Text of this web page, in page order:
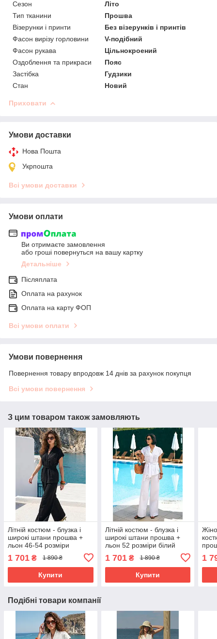
Сезон
Літо
Тип тканини
Прошва
Візерунки і принти
Без візерунків і принтів
Фасон вирізу горловини
V-подібний
Фасон рукава
Цільнокроений
Оздоблення та прикраси
Пояс
Застібка
Гудзики
Стан
Новий
Приховати
Умови доставки
Нова Пошта
Укрпошта
Всі умови доставки
Умови оплати
Ви отримаєте замовлення
або гроші повернуться на вашу картку
Детальніше
Післяплата
Оплата на рахунок
Оплата на карту ФОП
Всі умови оплати
Умови повернення
Повернення товару впродовж 14 днів за рахунок покупця
Всі умови повернення
З цим товаром також замовляють
Літній костюм - блузка і
широкі штани прошва +
льон 46-54 розміри
1 701 ₴ 1 890 ₴
Купити
Літній костюм - блузка і
широкі штани прошва +
льон 52 розміри білий
1 701₴ 1 890 ₴
Купити
1
Подібні товари компанії